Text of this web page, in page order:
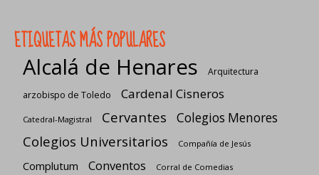
ETIQUETAS MÁS POPULARES
Alcalá de Henares
Arquitectura
arzobispo de Toledo
Cardenal Cisneros
Catedral-Magistral Cervantes Colegios Menores
Colegios Universitarios Compañía de Jesús
Complutum Conventos Corral de Comedias